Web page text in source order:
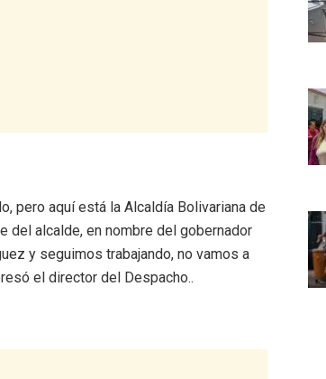
pero aquí está la Alcaldía Bolivariana de
del alcalde, en nombre del gobernador
y seguimos trabajando, no vamos a
el director del Despacho..